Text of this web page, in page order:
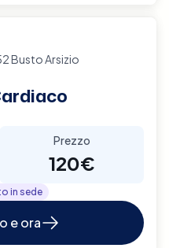
Busto Arsizio
Prezzo
120€
in sede
e ora